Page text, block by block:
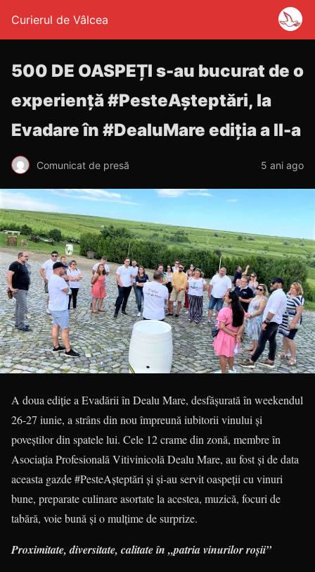
Curierul de Vâlcea
500 DE OASPEȚI s-au bucurat de o
experiență #PesteAşteptări, la
Evadare în #DealuMare ediția a II-a
Comunicat de presă 5 ani ago
A doua ediție a Evadării în Dealu Mare, desfăşurată în weekendul
26-27 iunie, a strâns din nou împreună iubitorii vinului şi
poveştilor din spatele lui. Cele 12 crame din zonă, membre în
Asociaţia Profesională Vitivinicolă Dealu Mare, au fost şi de data
aceasta gazde #PesteAşteptări şi şi-au servit oaspeţii cu vinuri
bune, preparate culinare asortate la acestea, muzică, focuri de
tabără, voie bună şi o mulţime de surprize.
Proximitate, diversitate, calitate în „patria vinurilor roşii”